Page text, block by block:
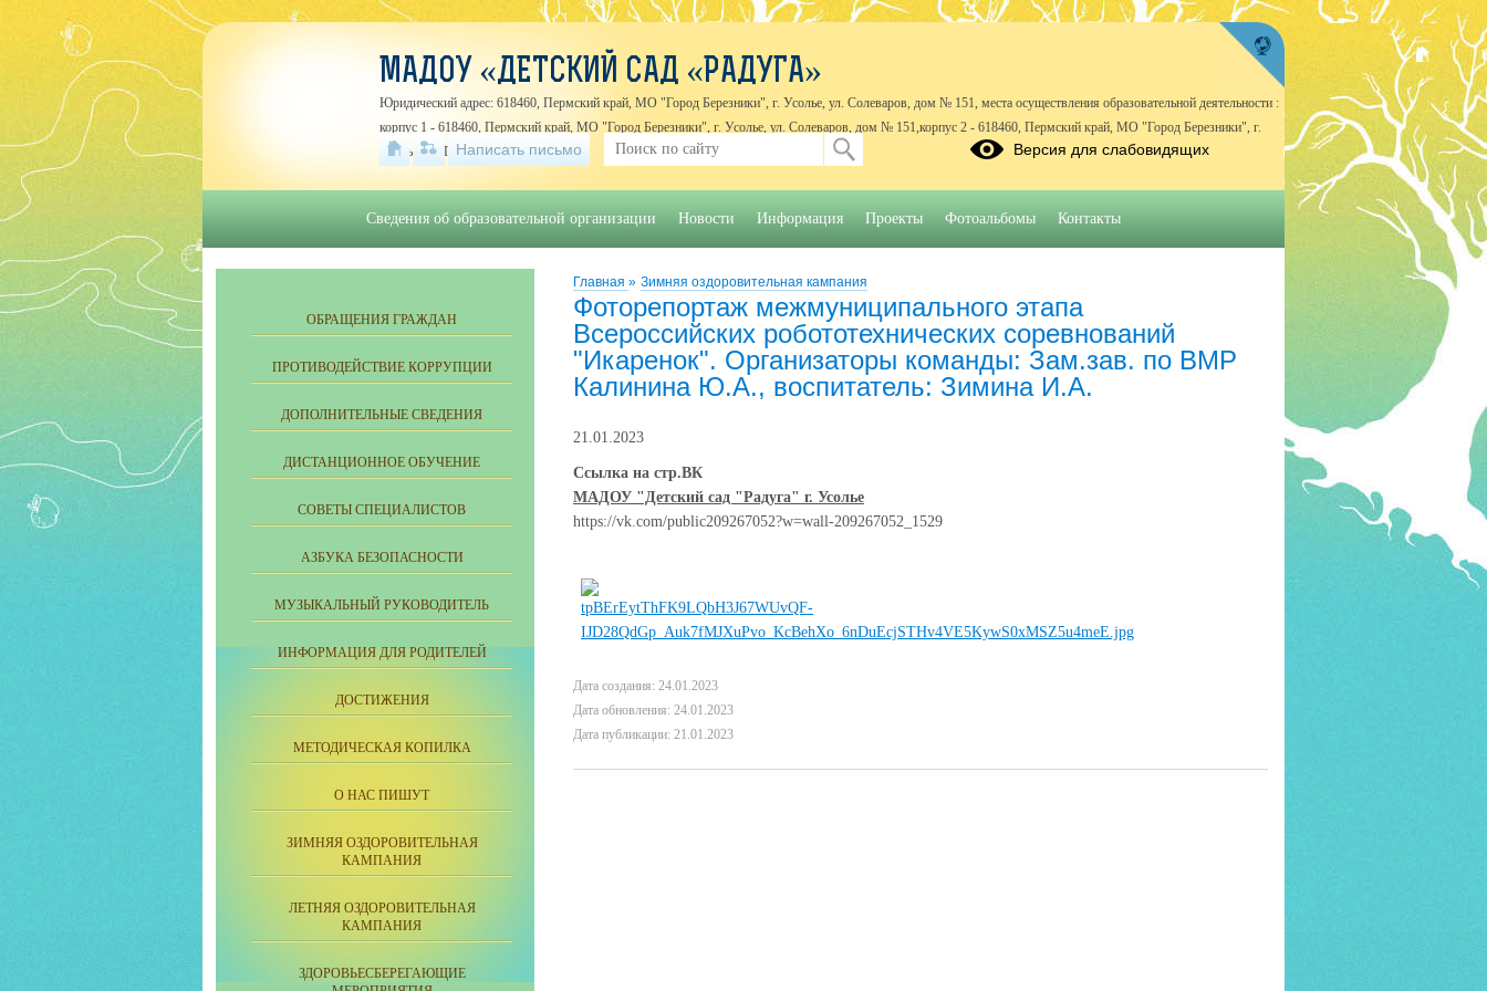
Главная » Зимняя оздоровительная кампания
Фоторепортаж межмуниципального этапа
Всероссийских робототехнических соревнований
"Икаренок". Организаторы команды: Зам.зав. по ВМР
Калинина Ю.А., воспитатель: Зимина И.А.
21.01.2023
Ссылка на стр.ВК
МАДОУ "Детский сад "Радуга" г. Усолье
https://vk.com/public209267052?w=wall-209267052_1529
Дата создания: 24.01.2023
Дата обновления: 24.01.2023
Дата публикации: 21.01.2023
ОБРАЩЕНИЯ ГРАЖДАН
ПРОТИВОДЕЙСТВИЕ КОРРУПЦИИ
ДОПОЛНИТЕЛЬНЫЕ СВЕДЕНИЯ
ДИСТАНЦИОННОЕ ОБУЧЕНИЕ
СОВЕТЫ СПЕЦИАЛИСТОВ
АЗБУКА БЕЗОПАСНОСТИ
МУЗЫКАЛЬНЫЙ РУКОВОДИТЕЛЬ
ИНФОРМАЦИЯ ДЛЯ РОДИТЕЛЕЙ
ДОСТИЖЕНИЯ
МЕТОДИЧЕСКАЯ КОПИЛКА
О НАС ПИШУТ
ЗИМНЯЯ ОЗДОРОВИТЕЛЬНАЯ
КАМПАНИЯ
ЛЕТНЯЯ ОЗДОРОВИТЕЛЬНАЯ
КАМПАНИЯ
ЗДОРОВЬЕСБЕРЕГАЮЩИЕ
МАДОУ «ДЕТСКИЙ САД «РАДУГА»
Юридический адрес: 618460, Пермский край, МО "Город Березники", г. Усолье, ул. Солеваров, дом № 151, места осуществления образовательной деятельности :
корпус 1 - 618460, Пермский край, МО "Город Березники", г. Усолье, ул. Солеваров, дом № 151,корпус 2 - 618460, Пермский край, МО "Город Березники", г.
Усолье, ул. Первомайская, дом № 1 Б
8 (3424) 422448, 8 (3424) 422903
Написать письмо Версия для слабовидящих
Сведения об образовательной организации Новости Информация Проекты Фотоальбомы Контакты